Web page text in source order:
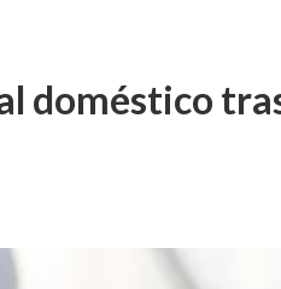
doméstico